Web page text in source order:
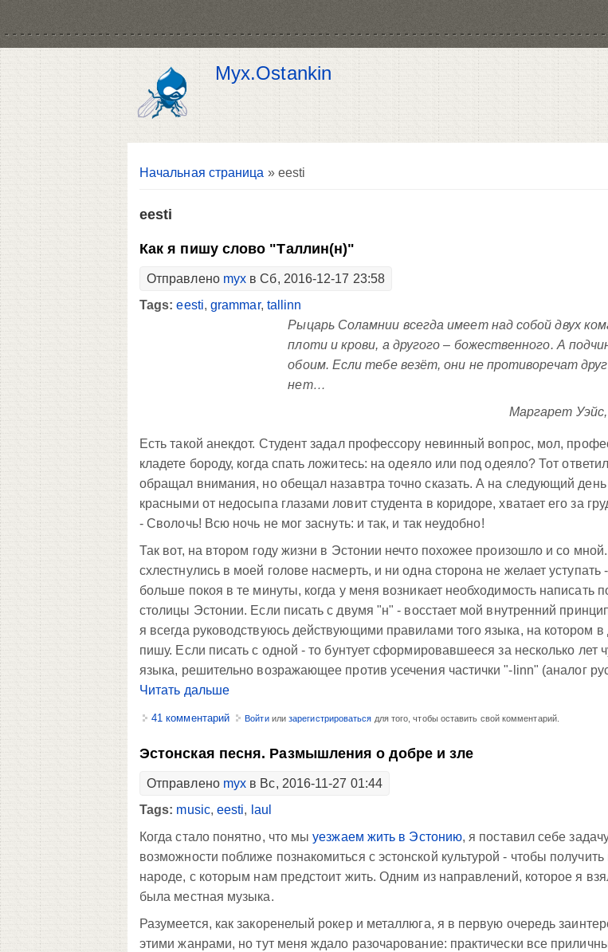
Myx.Ostankin
Вы здесь
Начальная страница » eesti
eesti
Как я пишу слово "Таллин(н)"
Отправлено myx в Сб, 2016-12-17 23:58
Tags:eesti,grammar, tallinn
Рыцарь Соламнии всегда имеет над собой двух
плоти и крови, а другого – божественного. А
обоим. Если тебе везёт, они не противоречат друг
нет…
Маргарет
Есть такой анекдот. Студент задал профессору невинный вопрос, мол,
кладете бороду, когда спать ложитесь: на одеяло или под одеяло? Тот
обращал внимания, но обещал назавтра точно сказать. А на следующий
красными от недосыпа глазами ловит студента в коридоре, хватает его за
- Сволочь! Всю ночь не мог заснуть: и так, и так неудобно!
Так вот, на втором году жизни в Эстонии нечто похожее произошло и со мной.
схлестнулись в моей голове насмерть, и ни одна сторона не желает уступать
больше покоя в те минуты, когда у меня возникает необходимость написать
столицы Эстонии. Если писать с двумя "н" - восстает мой внутренний
я всегда руководствуюсь действующими правилами того языка, на котором
пишу. Если писать с одной - то бунтует сформировавшееся за несколько лет
языка, решительно возражающее против усечения частички "-linn" (аналог
Читать дальше
41 комментарий Войтиилизарегистрироваться для того, чтобы оставить свой комментарий.
Эстонская песня. Размышления о добре и зле
Отправлено myx в Вс, 2016-11-27 01:44
Tags: music,eesti, laul
Когда стало понятно, что мыуезжаем жить в Эстонию, я поставил себе
возможности поближе познакомиться с эстонской культурой - чтобы
народе, с которым нам предстоит жить. Одним из направлений, которое я
была местная музыка.
Разумеется, как закоренелый рокер и металлюга, я в первую очередь
этими жанрами, но тут меня ждало разочарование: практически все